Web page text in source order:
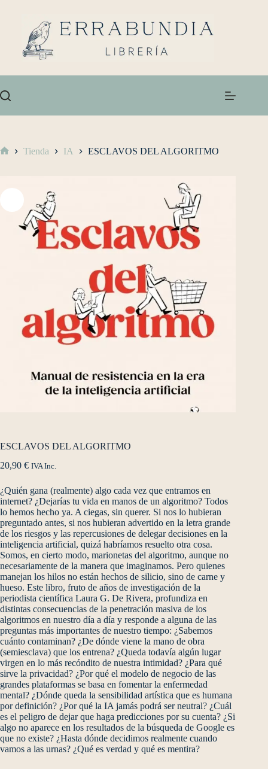
Tienda IA ESCLAVOS DEL ALGORITMO
ESCLAVOS DEL ALGORITMO
20,90 € IVA Inc.
¿Quién gana (realmente) algo cada vez que entramos en
internet? ¿Dejarías tu vida en manos de un algoritmo? Todos
lo hemos hecho ya. A ciegas, sin querer. Si nos lo hubieran
preguntado antes, si nos hubieran advertido en la letra grande
de los riesgos y las repercusiones de delegar decisiones en la
inteligencia artificial, quizá habríamos resuelto otra cosa.
Somos, en cierto modo, marionetas del algoritmo, aunque no
necesariamente de la manera que imaginamos. Pero quienes
manejan los hilos no están hechos de silicio, sino de carne y
hueso. Este libro, fruto de años de investigación de la
periodista científica Laura G. De Rivera, profundiza en
distintas consecuencias de la penetración masiva de los
algoritmos en nuestro día a día y responde a alguna de las
preguntas más importantes de nuestro tiempo: ¿Sabemos
cuánto contaminan? ¿De dónde viene la mano de obra
(semiesclava) que los entrena? ¿Queda todavía algún lugar
virgen en lo más recóndito de nuestra intimidad? ¿Para qué
sirve la privacidad? ¿Por qué el modelo de negocio de las
grandes plataformas se basa en fomentar la enfermedad
mental? ¿Dónde queda la sensibilidad artística que es humana
por definición? ¿Por qué la IA jamás podrá ser neutral? ¿Cuál
es el peligro de dejar que haga predicciones por su cuenta? ¿Si
algo no aparece en los resultados de la búsqueda de Google es
que no existe? ¿Hasta dónde decidimos realmente cuando
vamos a las urnas? ¿Qué es verdad y qué es mentira?